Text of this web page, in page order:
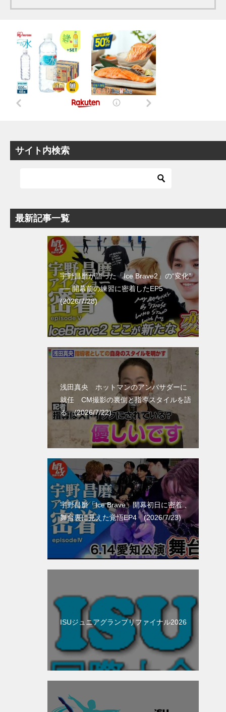
サイト内検索
最新記事一覧
宇野昌磨が語った「Ice Brave2」の“変化”
── 開幕前の練習に密着したEP5
(2026/7/28)
浅田真央 ホットマンのアンバサダーに
就任 CM撮影の裏側と指導スタイルを語
る (2026/7/22)
宇野昌磨「Ice Brave」開幕初日に密着 、
舞台裏に見えた覚悟EP4 (2026/7/23)
ISUジュニアグランプリファイナル2026